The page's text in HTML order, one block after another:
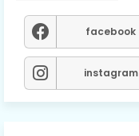
facebook
instagram